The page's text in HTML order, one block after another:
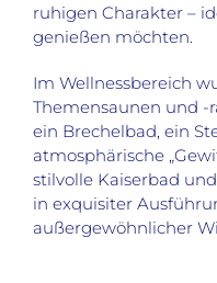
ruhigen Charakter –
genießen möchten.
Im Wellnessbereich
Themensaunen und -
ein Brechelbad, ein
atmosphärische
stilvolle Kaiserbad
in exquisiter
außergewöhnlicher